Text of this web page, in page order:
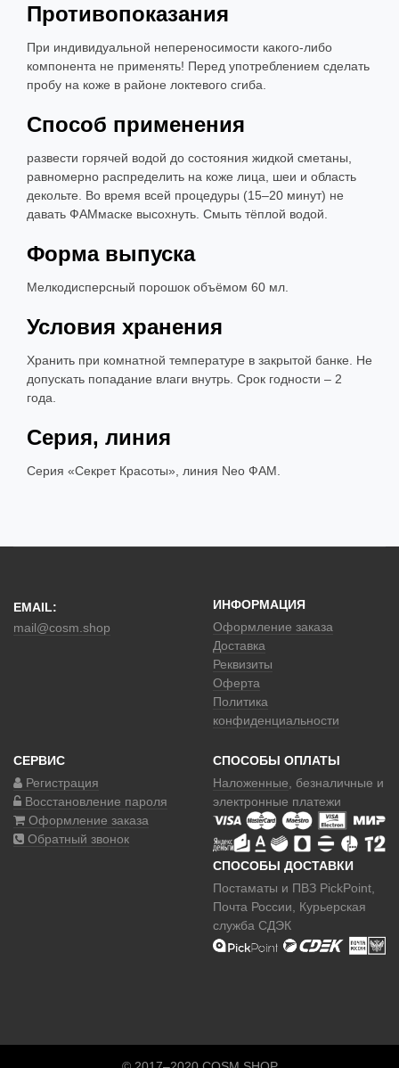
Противопоказания
При индивидуальной непереносимости какого-либо
компонента не применять! Перед употреблением сделать
пробу на коже в районе локтевого сгиба.
Способ применения
развести горячей водой до состояния жидкой сметаны,
равномерно распределить на коже лица, шеи и область
декольте. Во время всей процедуры (15–20 минут) не
давать ФАМмаске высохнуть. Смыть тёплой водой.
Форма выпуска
Мелкодисперсный порошок объёмом 60 мл.
Условия хранения
Хранить при комнатной температуре в закрытой банке. Не
допускать попадание влаги внутрь. Срок годности – 2
года.
Серия, линия
Серия «Секрет Красоты», линия Neo ФАМ.
EMAIL:
mail@cosm.shop
ИНФОРМАЦИЯ
Оформление заказа
Доставка
Реквизиты
Оферта
Политика
конфиденциальности
СЕРВИС
Регистрация
Восстановление пароля
Оформление заказа
Обратный звонок
СПОСОБЫ ОПЛАТЫ
Наложенные , безналичные и
электронные платежи
СПОСОБЫ ДОСТАВКИ
Постаматы и ПВЗ PickPoint,
Почта России, Курьерская
служба СДЭК